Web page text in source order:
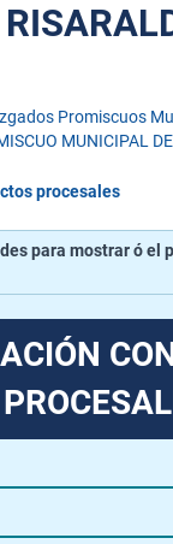
Promiscuos
MUNICIPAL
procesales
para mostrar ó el